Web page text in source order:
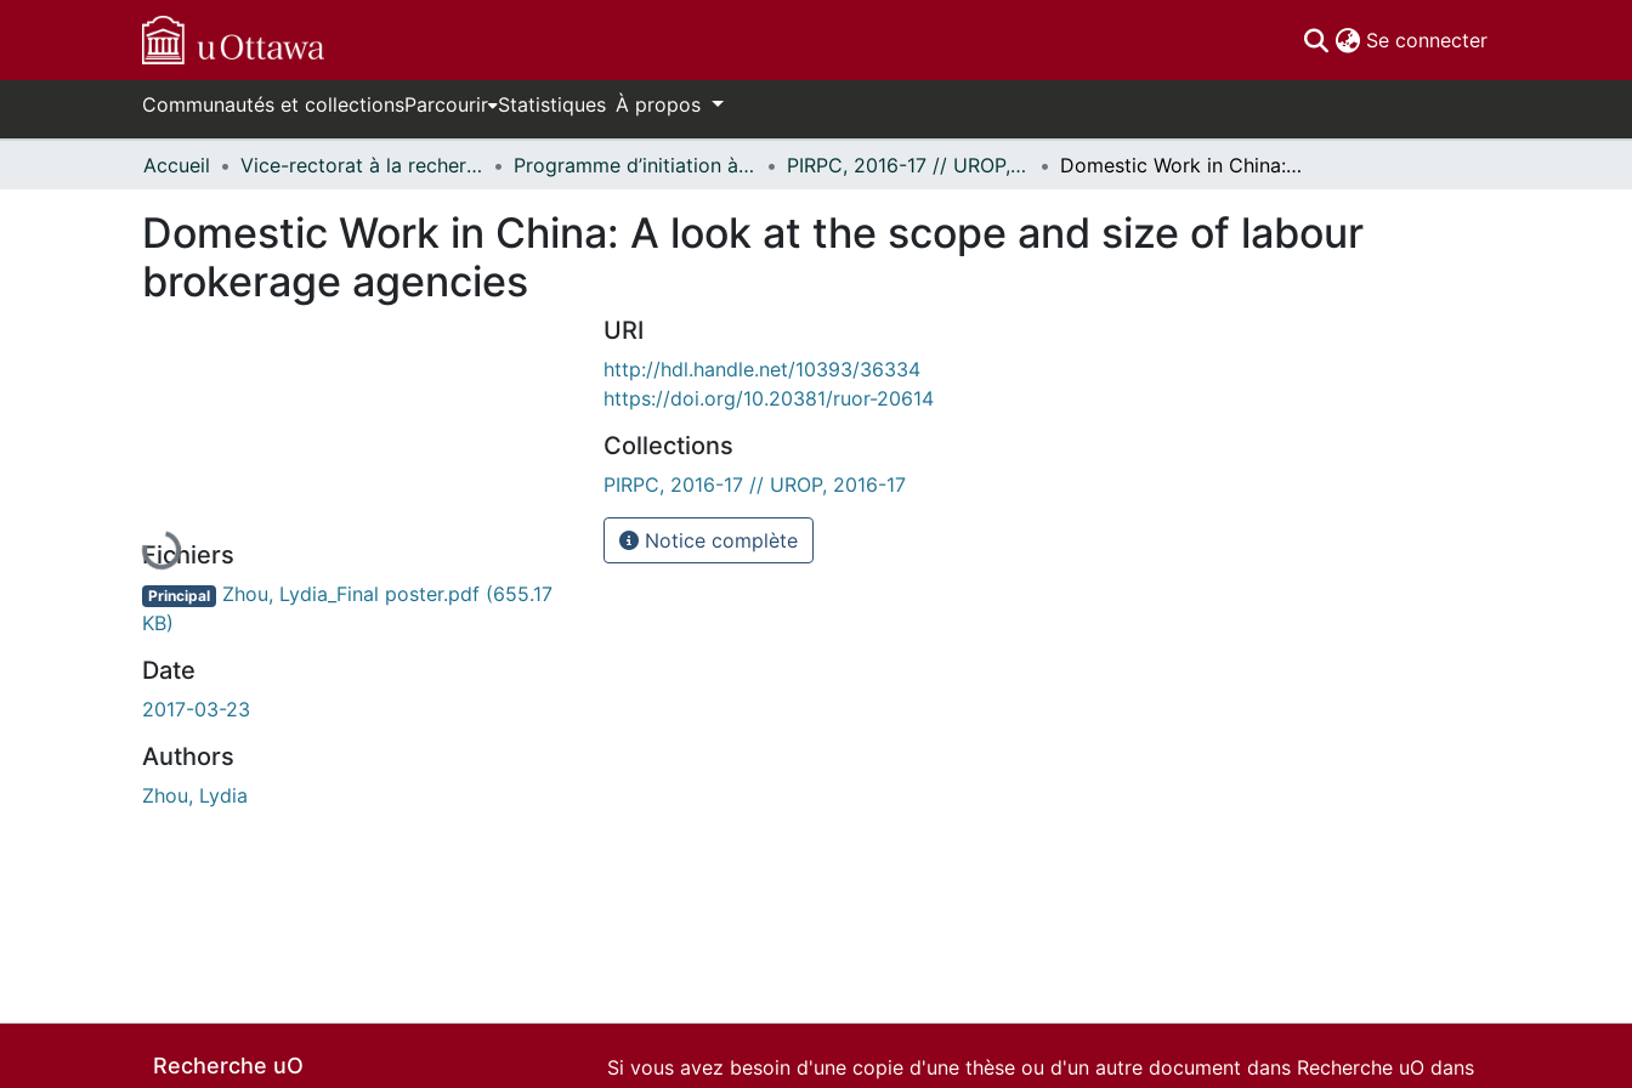
Se connecter(current)
Communautés et collectionsParcourir Statistiques À propos
Accueil Vice-rectorat à la recherche // Office of the V-P, Research Programme d’initiation à la recherche au premier cycle (PIRPC) // Undergraduate Research Opportunity Program (UROP) PIRPC, 2016-17 // UROP, 2016-17 Domestic Work in China: A look at the scope and size of labour brokerage agencies
Domestic Work in China: A look at the scope and size of labour
brokerage agencies
En cours de chargement...
Fichiers
Principal Zhou, Lydia_Final poster.pdf (655.17
KB)
Date
2017-03-23
Authors
Zhou, Lydia
URI
http://hdl.handle.net/10393/36334
https://doi.org/10.20381/ruor-20614
Collections
PIRPC, 2016-17 // UROP, 2016-17
Notice complète
Recherche uO
Si vous avez besoin d'une copie d'une thèse ou d'un autre document dans Recherche uO dans